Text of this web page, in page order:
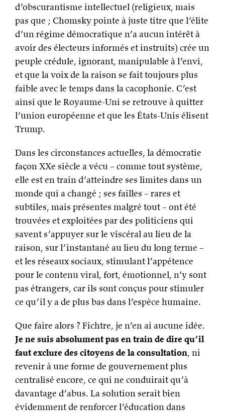
d’obscurantisme intellectuel (religieux, mais
pas que ; Chomsky pointe à juste titre que l’élite
d’un régime démocratique n’a aucun intérêt à
avoir des électeurs informés et instruits) crée un
peuple crédule, ignorant, manipulable à l’envi,
et que la voix de la raison se fait toujours plus
faible avec le temps dans la cacophonie. C’est
ainsi que le Royaume-Uni se retrouve à quitter
l’union européenne et que les États-Unis élisent
Trump.
Dans les circonstances actuelles, la démocratie
façon XXe siècle a vécu – comme tout système,
elle est en train d’atteindre ses limites dans un
monde qui a changé ; ses failles – rares et
subtiles, mais présentes malgré tout – ont été
trouvées et exploitées par des politiciens qui
savent s’appuyer sur le viscéral au lieu de la
raison, sur l’instantané au lieu du long terme –
et les réseaux sociaux, stimulant l’appétence
pour le contenu viral, fort, émotionnel, n’y sont
pas étrangers, car ils sont conçus pour stimuler
ce qu’il y a de plus bas dans l’espèce humaine.
Que faire alors ? Fichtre, je n’en ai aucune idée.
Je ne suis absolument pas en train de dire qu’il
faut exclure des citoyens de la consultation, ni
revenir à une forme de gouvernement plus
centralisé encore, ce qui ne conduirait qu’à
davantage d’abus. La solution serait bien
évidemment de renforcer l’éducation dans